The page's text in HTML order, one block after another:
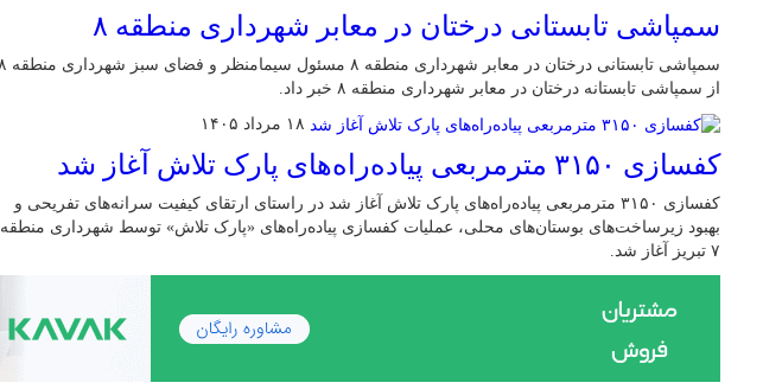
سمپاشی تابستانی درختان در معابر شهرداری منطقه ۸
از سمپاشی تابستانه درختان در معابر شهرداری منطقه ۸ خبر داد.
۱۸ مرداد ۱۴۰۵
کفسازی ۳۱۵۰ مترمربعی پیاده‌راه‌های پارک تلاش آغاز شد
کفسازی ۳۱۵۰ مترمربعی پیاده‌راه‌های پارک تلاش آغاز شد در راستای ارتقای کیفیت سرانه‌های تفریحی و
بهبود زیرساخت‌های بوستان‌های محلی، عملیات کفسازی پیاده‌راه‌های «پارک تلاش» توسط شهرداری منطقه
۷ تبریز آغاز شد.